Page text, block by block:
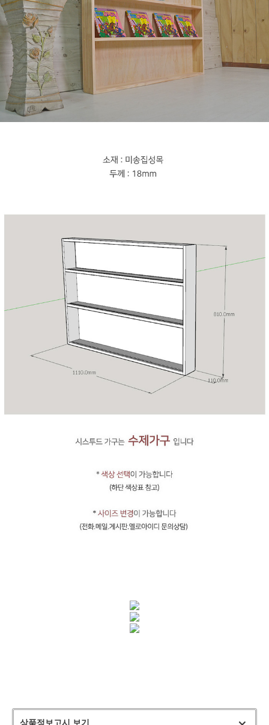
상품정보고시 보기